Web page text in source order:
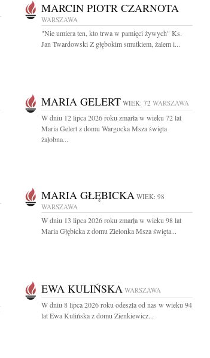
MARCIN PIOTR CZARNOTA
WARSZAWA
"Nie umiera ten, kto trwa w pamięci żywych" Ks.
Jan Twardowski Z głębokim smutkiem, żalem i...
MARIA GELERT WIEK: 72 WARSZAWA
W dniu 12 lipca 2026 roku zmarła w wieku 72 lat
Maria Gelert z domu Wargocka Msza święta
żałobna...
MARIA GŁĘBICKA WIEK: 98
WARSZAWA
W dniu 13 lipca 2026 roku zmarła w wieku 98 lat
Maria Głębicka z domu Zielonka Msza święta...
EWA KULIŃSKA WARSZAWA
W dniu 8 lipca 2026 roku odeszła od nas w wieku 94
lat Ewa Kulińska z domu Zienkiewicz...